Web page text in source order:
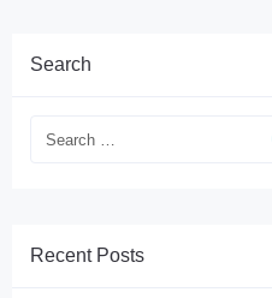
Search
Recent Posts